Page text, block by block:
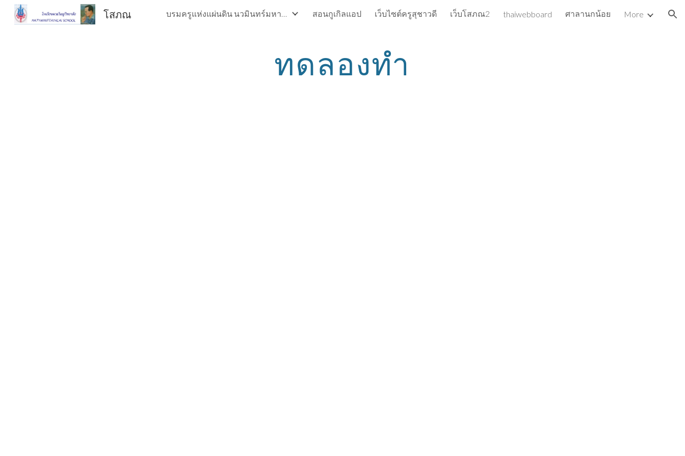
Skip to main content Skip to navigation
โสภณ บรมครูแห่งแผ่นดิน นวมินทร์มหาราชา สอนกูเกิลแอป เว็บไซต์ครูสุชาวดี เว็บโสภณ2 thaiwebboard ศาลานกน้อย More
ทดลองทำ